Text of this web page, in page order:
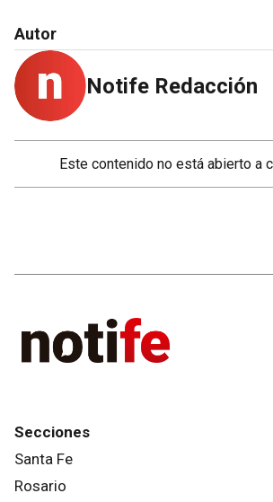
Autor
Notife Redacción
Este contenido no está abierto a
Secciones
Santa Fe
Rosario